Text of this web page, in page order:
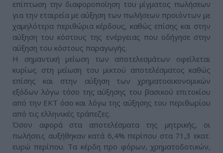
επίπτωση την διαφοροποίηση του μίγματος πωλήσεων
για την εταιρεία με αύξηση των πωλήσεων προϊόντων με
χαμηλότερα περιθώρια κέρδους, καθώς επίσης και στην
αύξηση του κόστους της ενέργειας που οδήγησε στην
αύξηση του κόστους παραγωγής.
Η σημαντική μείωση των αποτελεσμάτων οφείλεται
κυρίως στη μείωση του μικτού αποτελέσματος καθώς
επίσης και στην αύξηση των χρηματοοικονομικών
εξόδων λόγω τόσο της αύξησης του βασικού επιτοκίου
από την ΕΚΤ όσο και λόγω της αύξησης του περιθωρίου
από τις ελληνικές τράπεζες.
Όσον αφορά στα αποτελέσματα της μητρικής, οι
πωλήσεις αυξήθηκαν κατά 6,4% περίπου στα 71,3 εκατ.
ευρώ περίπου. Τα κέρδη προ φόρων, χρηματοδοτικών,